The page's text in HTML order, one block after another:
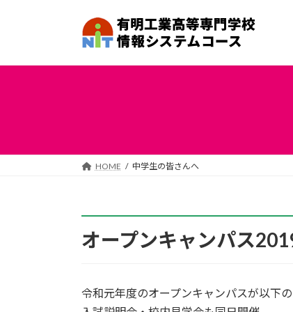
プ
動
HOME 中学生の皆さんへ
オープンキャンパス
令和元年度のオープンキャンパスが以下